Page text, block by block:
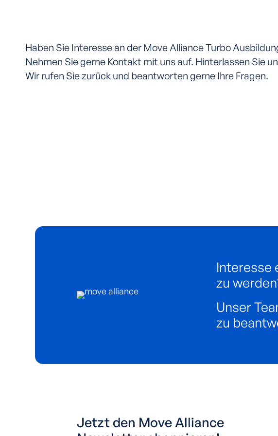
Haben Sie Interesse an der Move Alliance Turbo
Nehmen Sie gerne Kontakt mit uns auf. Hinterlassen Sie
Wir rufen Sie zurück und beantworten gerne Ihre Fragen.
Interesse
zu
Unser
zu
Jetzt den Move Alliance